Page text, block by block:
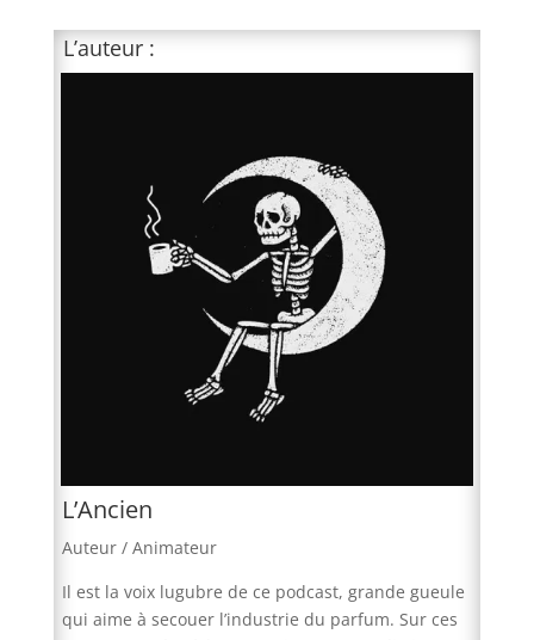
L’auteur :
L’Ancien
Auteur / Animateur
Il est la voix lugubre de ce podcast, grande gueule
qui aime à secouer l’industrie du parfum. Sur ces